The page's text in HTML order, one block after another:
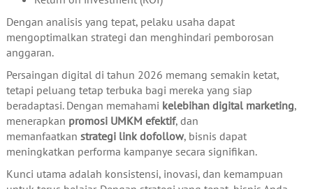
Dengan analisis yang tepat, pelaku usaha dapat
mengoptimalkan strategi dan menghindari pemborosan
anggaran.
Persaingan digital di tahun 2026 memang semakin ketat,
tetapi peluang tetap terbuka bagi mereka yang siap
beradaptasi. Dengan memahami kelebihan digital marketing,
menerapkan promosi UMKM efektif, dan
memanfaatkan strategi link dofollow, bisnis dapat
meningkatkan performa kampanye secara signifikan.
Kunci utama adalah konsistensi, inovasi, dan kemampuan